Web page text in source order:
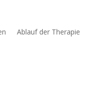
Ablauf der Therapie